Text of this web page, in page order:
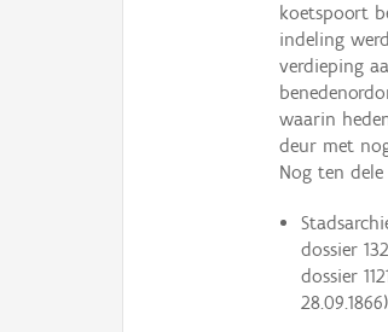
koetspoort
indeling
verdieping
waarin
deur met
Nog ten
dossier
dossier